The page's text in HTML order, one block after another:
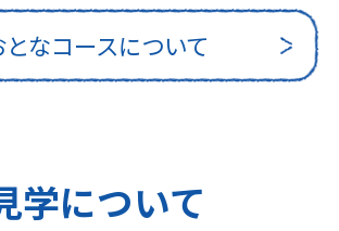
となコースについて
学について